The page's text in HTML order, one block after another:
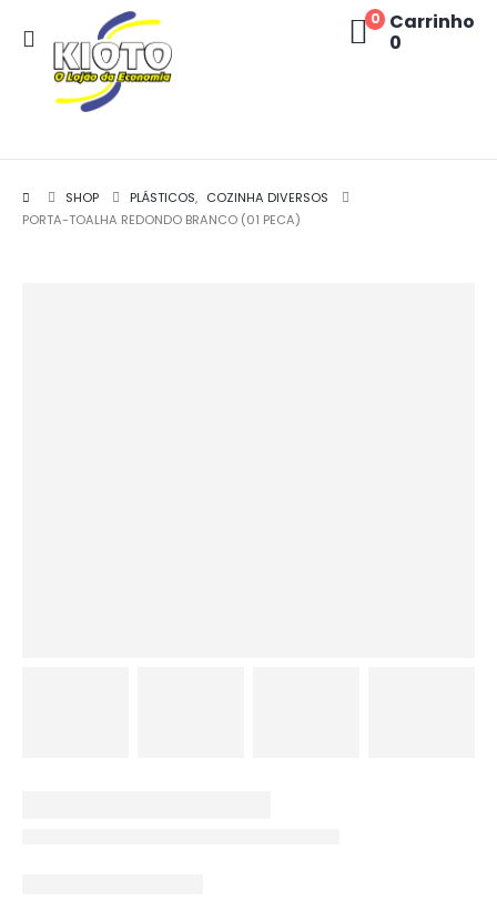
0
Carrinho
0
SHOP PLÁSTICOS, COZINHA DIVERSOS
PORTA-TOALHA REDONDO BRANCO (01 PECA)